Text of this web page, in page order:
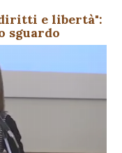
e libertà":
sguardo